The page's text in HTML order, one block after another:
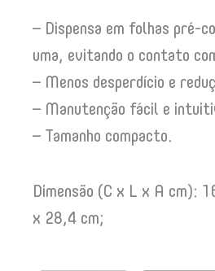
– Dispensa em folhas pré-
uma, evitando o contato
– Menos desperdício e
– Manutenção fácil e
– Tamanho compacto.
Dimensão (C x L x A cm):
x 28,4 cm;